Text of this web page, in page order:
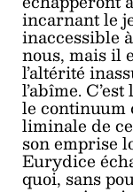
incarnant le
inaccessible
nous, mais il
l’altérité
l’abîme.
le continuum
liminale de
son emprise
Eurydice
quoi, sans